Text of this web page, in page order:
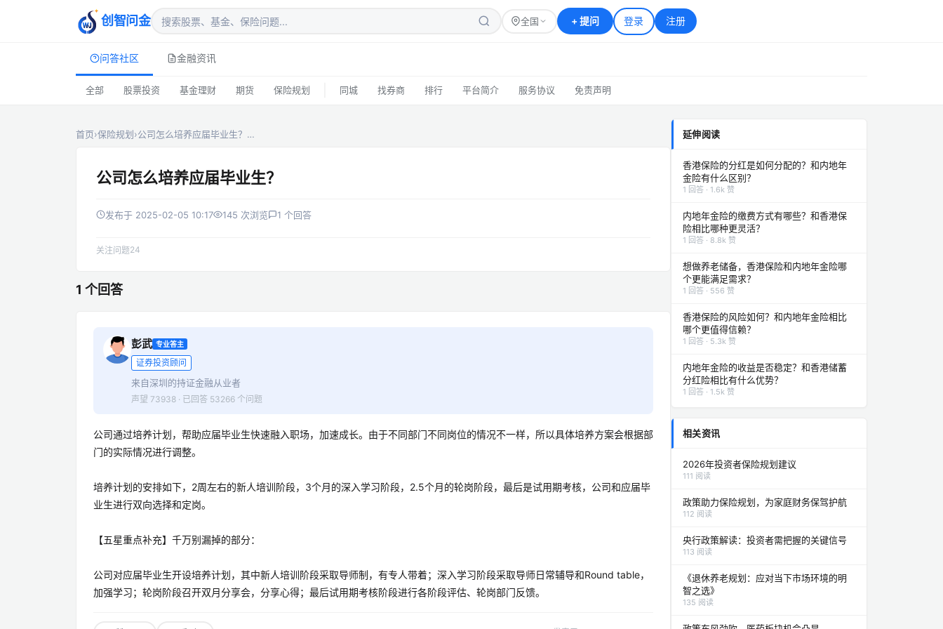
创智问金 全国 +提问 登录 注册
问答社区 金融资讯
全部 股票投资 基金理财 期货 保险规划 同城 找券商 排行 平台简介 服务协议 免责声明
首页›保险规划›公司怎么培养应届毕业生？…
公司怎么培养应届毕业生？
发布于 2025-02-05 10:17 145 次浏览 1 个回答
关注问题24
1 个回答
彭武 专业答主
证券投资顾问
来自深圳的持证金融从业者
声望 73938 · 已回答 53266 个问题
公司通过培养计划，帮助应届毕业生快速融入职场，加速成长。由于不同部门不同岗位的情况不一样，所以具体培养方案会根据部
门的实际情况进行调整。
培养计划的安排如下，2周左右的新人培训阶段，3个月的深入学习阶段，2.5个月的轮岗阶段，最后是试用期考核，公司和应届毕
业生进行双向选择和定岗。
【五星重点补充】千万别漏掉的部分：
公司对应届毕业生开设培养计划，其中新人培训阶段采取导师制，有专人带着；深入学习阶段采取导师日常辅导和Round table，
加强学习；轮岗阶段召开双月分享会，分享心得；最后试用期考核阶段进行各阶段评估、轮岗部门反馈。
延伸阅读
香港保险的分红是如何分配的？和内地年
金险有什么区别？
1 回答 · 1.6k 赞
内地年金险的缴费方式有哪些？和香港保
险相比哪种更灵活？
1 回答 · 8.8k 赞
想做养老储备，香港保险和内地年金险哪
个更能满足需求？
1 回答 · 556 赞
香港保险的风险如何？和内地年金险相比
哪个更值得信赖？
1 回答 · 5.3k 赞
内地年金险的收益是否稳定？和香港储蓄
分红险相比有什么优势？
1 回答 · 1.5k 赞
相关资讯
2026年投资者保险规划建议
111 阅读
政策助力保险规划，为家庭财务保驾护航
112 阅读
央行政策解读：投资者需把握的关键信号
113 阅读
《退休养老规划：应对当下市场环境的明
智之选》
135 阅读